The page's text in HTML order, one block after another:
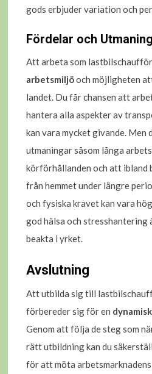
gods erbjuder variation och
Fördelar och
Att arbeta som
arbetsmiljöoch möjligheten
landet. Du får chansen att
hantera alla aspekter av
kan vara mycket givande. Men
utmaningar såsom långa
körförhållanden och att ibland
från hemmet under längre
och fysiska kravet kan vara
god hälsa och
beakta i yrket.
Avslutning
Att utbilda sig till
förbereder sig för en dynamisk
Genom att följa de steg som
rätt utbildning kan du
för att möta